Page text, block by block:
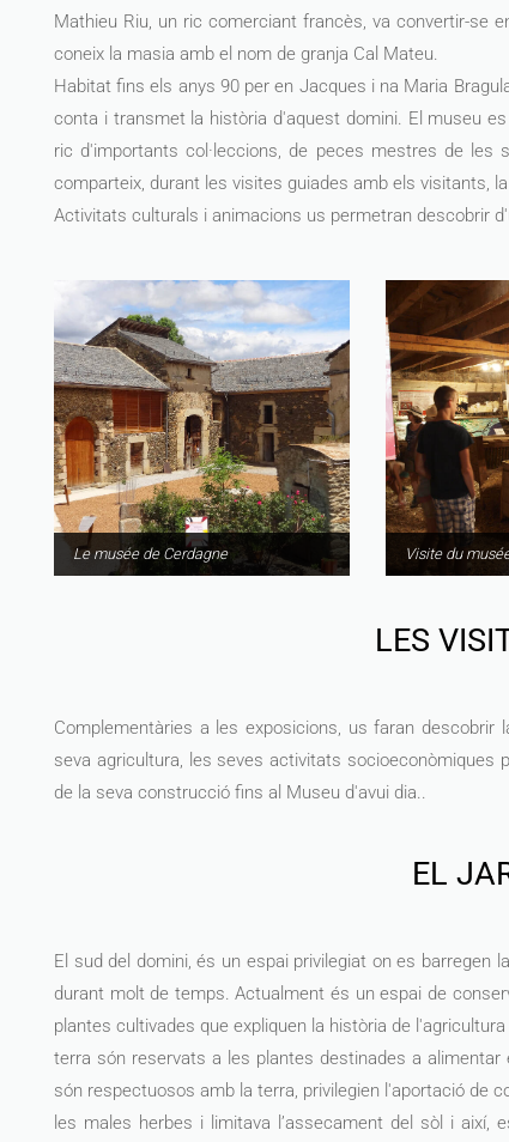
Mathieu Riu, un ric comerciant francès, va convertir-se
coneix la masia amb el nom de granja Cal Mateu.
Habitat fins els anys 90 per en Jacques i na Maria
conta i transmet la història d'aquest domini. El museu
ric d'importants col·leccions, de peces mestres de les
comparteix, durant les visites guiades amb els visitants,
Activitats culturals i animacions us permetran descobrir
Le musée de Cerdagne Visite du
LES
Complementàries a les exposicions, us faran
seva agricultura, les seves activitats
de la seva construcció fins al Museu d'avui dia..
EL
El sud del domini, és un espai privilegiat on es barregen
durant molt de temps. Actualment és un espai de
plantes cultivades que expliquen la història de
terra són reservats a les plantes destinades a
són respectuosos amb la terra, privilegien l'aportació de
les males herbes i limitava l’assecament del sòl i així,